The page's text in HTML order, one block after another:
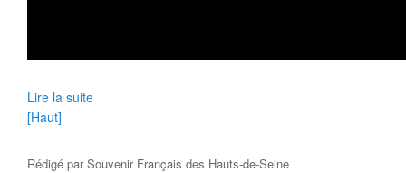
Lire la suite
[Haut]
Rédigé parSouvenir Français des Hauts-de-Seine